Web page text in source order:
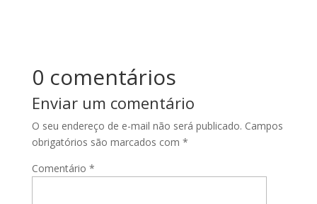
0 comentários
Enviar um comentário
O seu endereço de e-mail não será publicado. Campos
obrigatórios são marcados com *
Comentário *